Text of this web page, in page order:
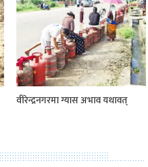
वीरेन्द्रनगरमा ग्यास अभाव यथावत्